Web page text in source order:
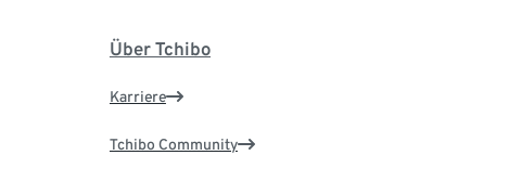
Über Tchibo
Karriere
Tchibo Community